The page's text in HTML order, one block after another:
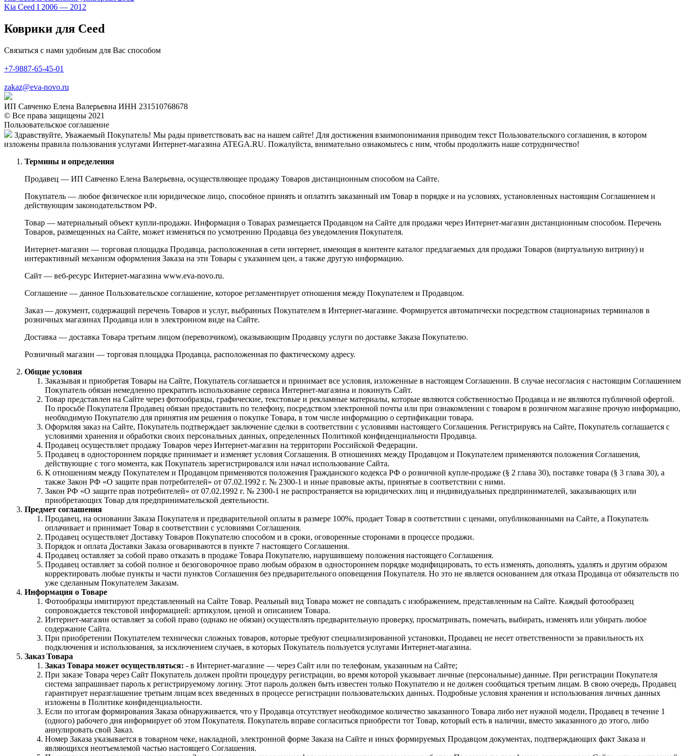
Kia Ceed I 2006 — 2012
Коврики для Ceed
Связаться с нами удобным для Вас способом
+7-9887-65-45-01
zakaz@eva-novo.ru
ИП Савченко Елена Валерьевна ИНН 231510768678
© Все права защищены 2021
Пользовательское соглашение
Здравствуйте, Уважаемый Покупатель! Мы рады приветствовать вас на нашем сайте! Для достижения взаимопонимания приводим текст Пользовательского соглашения, в котором
изложены правила пользования услугами Интернет-магазина ATEGA.RU. Пожалуйста, внимательно ознакомьтесь с ним, чтобы продолжить наше сотрудничество!
Термины и определения
Продавец — ИП Савченко Елена Валерьевна, осуществляющее продажу Товаров дистанционным способом на Сайте.
Покупатель — любое физическое или юридическое лицо, способное принять и оплатить заказанный им Товар в порядке и на условиях, установленных настоящим Соглашением и
действующим законодательством РФ.
Товар — материальный объект купли-продажи. Информация о Товарах размещается Продавцом на Сайте для продажи через Интернет-магазин дистанционным способом. Перечень
Товаров, размещенных на Сайте, может изменяться по усмотрению Продавца без уведомления Покупателя.
Интернет-магазин — торговая площадка Продавца, расположенная в сети интернет, имеющая в контенте каталог предлагаемых для продажи Товаров (виртуальную витрину) и
интерактивный механизм оформления Заказа на эти Товары с указанием цен, а также другую информацию.
Сайт — веб-ресурс Интернет-магазина www.eva-novo.ru.
Соглашение — данное Пользовательское соглашение, которое регламентирует отношения между Покупателем и Продавцом.
Заказ — документ, содержащий перечень Товаров и услуг, выбранных Покупателем в Интернет-магазине. Формируется автоматически посредством стационарных терминалов в
розничных магазинах Продавца или в электронном виде на Сайте.
Доставка — доставка Товара третьим лицом (перевозчиком), оказывающим Продавцу услуги по доставке Заказа Покупателю.
Розничный магазин — торговая площадка Продавца, расположенная по фактическому адресу.
Общие условия
Заказывая и приобретая Товары на Сайте, Покупатель соглашается и принимает все условия, изложенные в настоящем Соглашении. В случае несогласия с настоящим Соглашением
Покупатель обязан немедленно прекратить использование сервиса Интернет-магазина и покинуть Сайт.
Товар представлен на Сайте через фотообразцы, графические, текстовые и рекламные материалы, которые являются собственностью Продавца и не являются публичной офертой.
По просьбе Покупателя Продавец обязан предоставить по телефону, посредством электронной почты или при ознакомлении с товаром в розничном магазине прочую информацию,
необходимую Покупателю для принятия им решения о покупке Товара, в том числе информацию о сертификации товара.
Оформляя заказ на Сайте, Покупатель подтверждает заключение сделки в соответствии с условиями настоящего Соглашения. Регистрируясь на Сайте, Покупатель соглашается с
условиями хранения и обработки своих персональных данных, определенных Политикой конфиденциальности Продавца.
Продавец осуществляет продажу Товаров через Интернет-магазин на территории Российской Федерации.
Продавец в одностороннем порядке принимает и изменяет условия Соглашения. В отношениях между Продавцом и Покупателем применяются положения Соглашения,
действующие с того момента, как Покупатель зарегистрировался или начал использование Сайта.
К отношениям между Покупателем и Продавцом применяются положения Гражданского кодекса РФ о розничной купле-продаже (§ 2 глава 30), поставке товара (§ 3 глава 30), а
также Закон РФ «О защите прав потребителей» от 07.02.1992 г. № 2300-1 и иные правовые акты, принятые в соответствии с ними.
Закон РФ «О защите прав потребителей» от 07.02.1992 г. № 2300-1 не распространяется на юридических лиц и индивидуальных предпринимателей, заказывающих или
приобретающих Товар для предпринимательской деятельности.
Предмет соглашения
Продавец, на основании Заказа Покупателя и предварительной оплаты в размере 100%, продает Товар в соответствии с ценами, опубликованными на Сайте, а Покупатель
оплачивает и принимает Товар в соответствии с условиями Соглашения.
Продавец осуществляет Доставку Товаров Покупателю способом и в сроки, оговоренные сторонами в процессе продажи.
Порядок и оплата Доставки Заказа оговариваются в пункте 7 настоящего Соглашения.
Продавец оставляет за собой право отказать в продаже Товара Покупателю, нарушившему положения настоящего Соглашения.
Продавец оставляет за собой полное и безоговорочное право любым образом в одностороннем порядке модифицировать, то есть изменять, дополнять, удалять и другим образом
корректировать любые пункты и части пунктов Соглашения без предварительного оповещения Покупателя. Но это не является основанием для отказа Продавца от обязательств по
уже сделанным Покупателем Заказам.
Информация о Товаре
Фотообразцы имитируют представленный на Сайте Товар. Реальный вид Товара может не совпадать с изображением, представленным на Сайте. Каждый фотообразец
сопровождается текстовой информацией: артикулом, ценой и описанием Товара.
Интернет-магазин оставляет за собой право (однако не обязан) осуществлять предварительную проверку, просматривать, помечать, выбирать, изменять или убирать любое
содержание Сайта.
При приобретении Покупателем технически сложных товаров, которые требуют специализированной установки, Продавец не несет ответственности за правильность их
подключения и использования, за исключением случаев, в которых Покупатель пользуется услугами Интернет-магазина.
Заказ Товара
Заказ Товара может осуществляться: - в Интернет-магазине — через Сайт или по телефонам, указанным на Сайте;
При заказе Товара через Сайт Покупатель должен пройти процедуру регистрации, во время которой указывает личные (персональные) данные. При регистрации Покупателя
система запрашивает пароль к регистрируемому логину. Этот пароль должен быть известен только Покупателю и не должен сообщаться третьим лицам. В свою очередь, Продавец
гарантирует неразглашение третьим лицам всех введенных в процессе регистрации пользовательских данных. Подробные условия хранения и использования личных данных
изложены в Политике конфиденциальности.
Если по итогам формирования Заказа обнаруживается, что у Продавца отсутствует необходимое количество заказанного Товара либо нет нужной модели, Продавец в течение 1
(одного) рабочего дня информирует об этом Покупателя. Покупатель вправе согласиться приобрести тот Товар, который есть в наличии, вместо заказанного до этого, либо
аннулировать свой Заказ.
Номер Заказа указывается в товарном чеке, накладной, электронной форме Заказа на Сайте и иных формируемых Продавцом документах, подтверждающих факт Заказа и
являющихся неотъемлемой частью настоящего Соглашения.